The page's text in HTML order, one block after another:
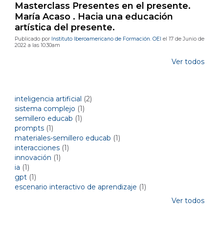
Masterclass Presentes en el presente.
María Acaso . Hacia una educación
artística del presente.
Publicado por Instituto Iberoamericano de Formación. OEI el 17 de Junio de
2022 a las 10:30am
Ver todos
inteligencia artificial (2)
sistema complejo (1)
semillero educab (1)
prompts (1)
materiales-semillero educab (1)
interacciones (1)
innovación (1)
ia (1)
gpt (1)
escenario interactivo de aprendizaje (1)
Ver todos